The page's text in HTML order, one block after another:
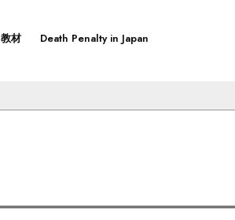
教材 Death Penalty in Japan